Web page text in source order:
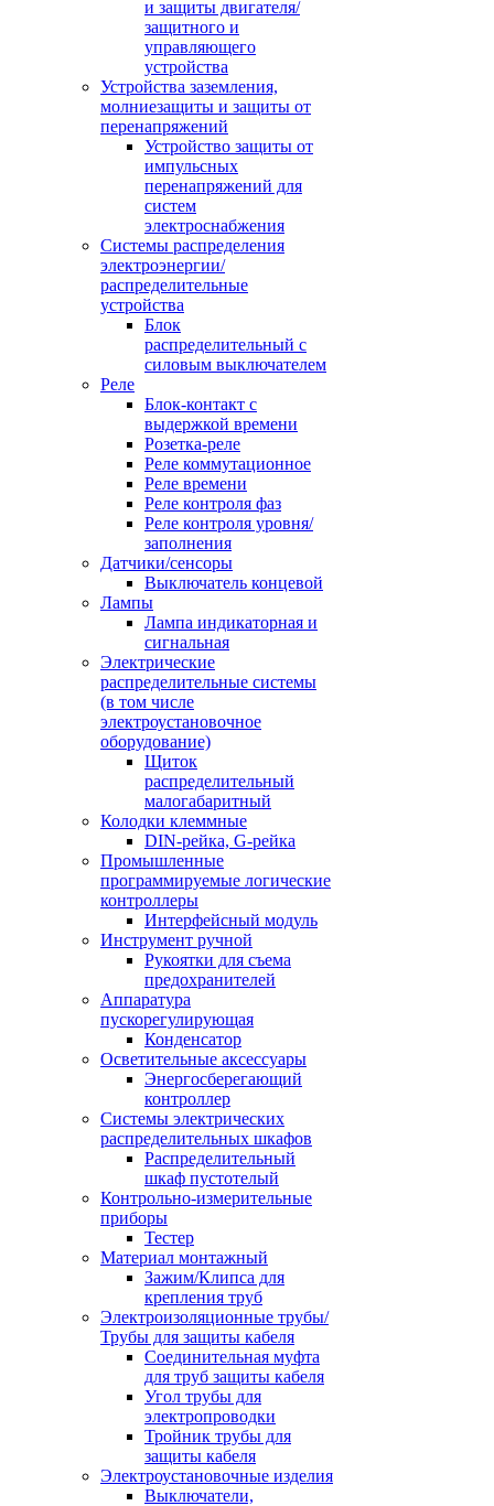
и защиты двигателя/
защитного и
управляющего
устройства
Устройства заземления,
молниезащиты и защиты от
перенапряжений
Устройство защиты от
импульсных
перенапряжений для
систем
электроснабжения
Системы распределения
электроэнергии/
распределительные
устройства
Блок
распределительный с
силовым выключателем
Реле
Блок-контакт с
выдержкой времени
Розетка-реле
Реле коммутационное
Реле времени
Реле контроля фаз
Реле контроля уровня/
заполнения
Датчики/сенсоры
Выключатель концевой
Лампы
Лампа индикаторная и
сигнальная
Электрические
распределительные системы
(в том числе
электроустановочное
оборудование)
Щиток
распределительный
малогабаритный
Колодки клеммные
DIN-рейка, G-рейка
Промышленные
программируемые логические
контроллеры
Интерфейсный модуль
Инструмент ручной
Рукоятки для съема
предохранителей
Аппаратура
пускорегулирующая
Конденсатор
Осветительные аксессуары
Энергосберегающий
контроллер
Системы электрических
распределительных шкафов
Распределительный
шкаф пустотелый
Контрольно-измерительные
приборы
Тестер
Материал монтажный
Зажим/Клипса для
крепления труб
Электроизоляционные трубы/
Трубы для защиты кабеля
Соединительная муфта
для труб защиты кабеля
Угол трубы для
электропроводки
Тройник трубы для
защиты кабеля
Электроустановочные изделия
Выключатели,